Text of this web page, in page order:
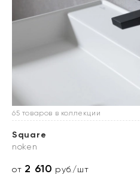
65 товаров в коллекции
Square
noken
от 2 610 руб./шт